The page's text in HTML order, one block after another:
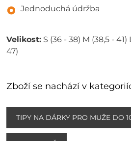
Jednoduchá údržba
Velikost: S (36 - 38) M (38,5 -
47)
Zboží se nachází v
TIPY NA DÁRKY PRO MUŽE DO